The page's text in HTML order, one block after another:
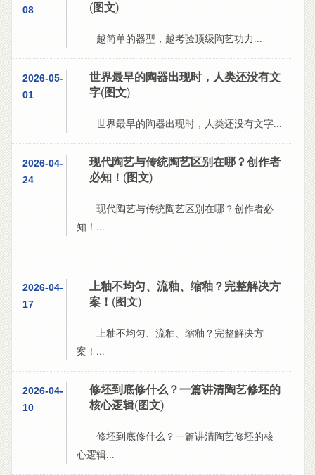
08
(图文)
越简单的器型，越考验顶级陶艺功力...
2026-05-
01
世界最早的陶器出现时，人类还没有文
字(图文)
世界最早的陶器出现时，人类还没有文字...
2026-04-
24
现代陶艺与传统陶艺区别在哪？创作者
必知！(图文)
现代陶艺与传统陶艺区别在哪？创作者必
知！...
2026-04-
17
上釉不均匀、流釉、缩釉？完整解决方
案！(图文)
上釉不均匀、流釉、缩釉？完整解决方
案！...
2026-04-
10
修坯到底修什么？一篇讲清陶艺修坯的
核心逻辑(图文)
修坯到底修什么？一篇讲清陶艺修坯的核
心逻辑...